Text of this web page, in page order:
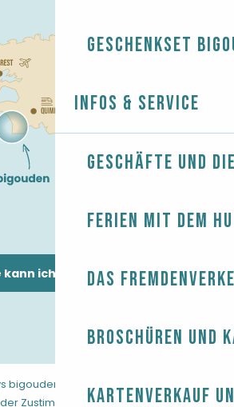
Geschenkset
Infos & Service
Geschäfte und
Ferien mit dem
Das
Broschüren und
Kartenverkauf
kann ich kommen?
bigouden Rechtliche Hinweise-
Zustimmung
-AGB -Sitemap-